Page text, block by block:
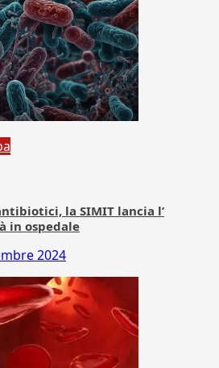
la SIMIT lancia l’
in ospedale
2024